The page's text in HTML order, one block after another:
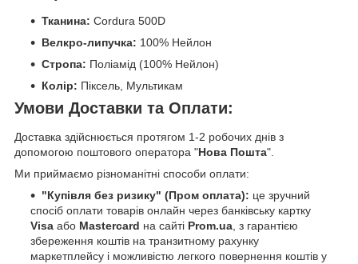
Тканина: Cordura 500D
Велкро-липучка: 100% Нейлон
Стропа: Поліамід (100% Нейлон)
Колір: Піксель, Мультикам
Умови Доставки та Оплати:
Доставка здійснюється протягом 1-2 робочих днів з
допомогою поштового оператора "Нова Пошта".
Ми приймаємо різноманітні способи оплати:
"Купівля без ризику" (Пром оплата): це зручний
спосіб оплати товарів онлайн через банківську картку
Visa або Mastercard на сайті Prom.ua , з гарантією
збереження коштів на транзитному рахунку
маркетплейсу і можливістю легкого повернення коштів у